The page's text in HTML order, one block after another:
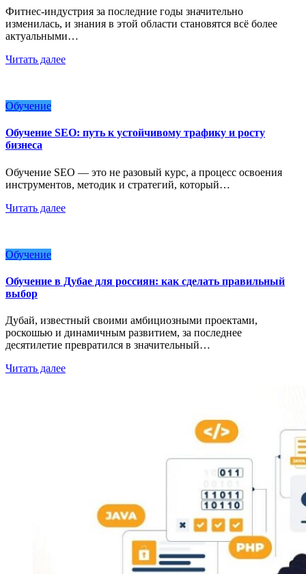
Фитнес-индустрия за последние годы значительно
изменилась, и знания в этой области становятся всё более
актуальными…
Читать далее
Обучение
Обучение SEO: путь к устойчивому трафику и росту
бизнеса
Обучение SEO — это не разовый курс, а процесс освоения
инструментов, методик и стратегий, который…
Читать далее
Обучение
Обучение в Дубае для россиян: как сделать правильный
выбор
Дубай, известный своими амбициозными проектами,
роскошью и динамичным развитием, за последнее
десятилетие превратился в значительный…
Читать далее